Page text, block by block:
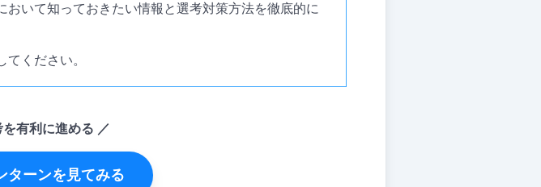
いて知っておきたい情報と選考対策方法を徹底的に
ください。
有利に進める
ターンを見てみる